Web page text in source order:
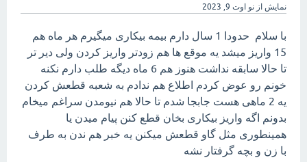
نمایش از نو اوت 9, 2023
با سلام حدودا 1 سال دارم بیمه بیکاری میگیرم هر ماه هم
15 واریز میشد یه موقع ها هم زودتر واریز کردن ولی دیر تر
تا حالا سابقه نداشت هنوز هم 6 ماه دیگه طلب دارم نکنه
خونم رو عوض کردم اطلاع هم ندادم به شعبه قطعش کردن
یه 2 ماهی هست جابجا شدم تا حالا هم نیومدن سراغم میخام
بدونم اگه واریز بیکاری بخان قطع کنن پیام میدن یا
همینطوری مثل گاو قطعش میکنن یه خبر هم ندن به طرف
با زن و بچه گرفتار نشه